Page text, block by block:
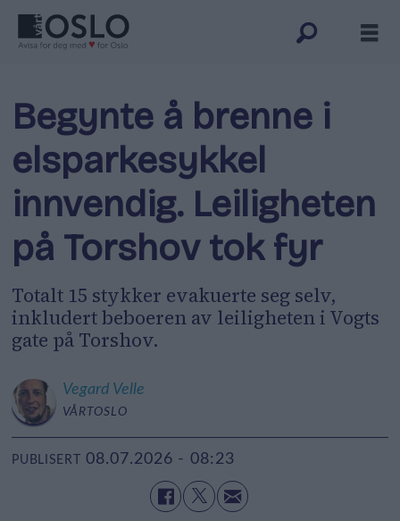
Begynte å brenne i
elsparkesykkel
innvendig. Leiligheten
på Torshov tok fyr
Totalt 15 stykker evakuerte seg selv,
inkludert beboeren av leiligheten i Vogts
gate på Torshov.
Vegard Velle
VÅRTOSLO
PUBLISERT 08.07.2026 - 08:23